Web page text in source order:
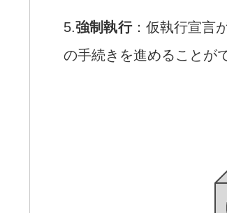
5.強制執行：仮執行宣言
の手続きを進めることが